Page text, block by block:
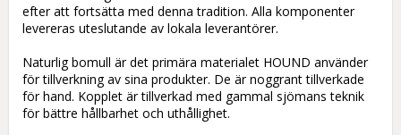
efter att fortsätta med denna tradition. Alla komponenter
levereras uteslutande av lokala leverantörer.
Naturlig bomull är det primära materialet HOUND använder
för tillverkning av sina produkter. De är noggrant tillverkade
för hand. Kopplet är tillverkad med gammal sjömans teknik
för bättre hållbarhet och uthållighet.